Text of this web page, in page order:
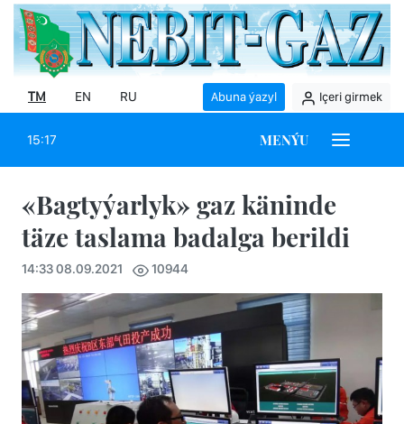
TM EN RU Abuna ýazyl Içeri girmek
15:17 MENÝU
«Bagtyýarlyk» gaz käninde
täze taslama badalga berildi
14:33 08.09.2021 10944